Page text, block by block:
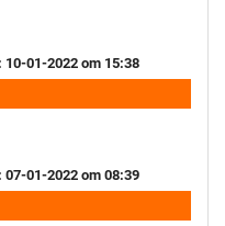
10-01-2022 om 15:38
07-01-2022 om 08:39